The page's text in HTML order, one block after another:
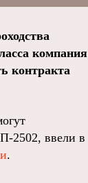
компания
контракта
2502, ввели в
.